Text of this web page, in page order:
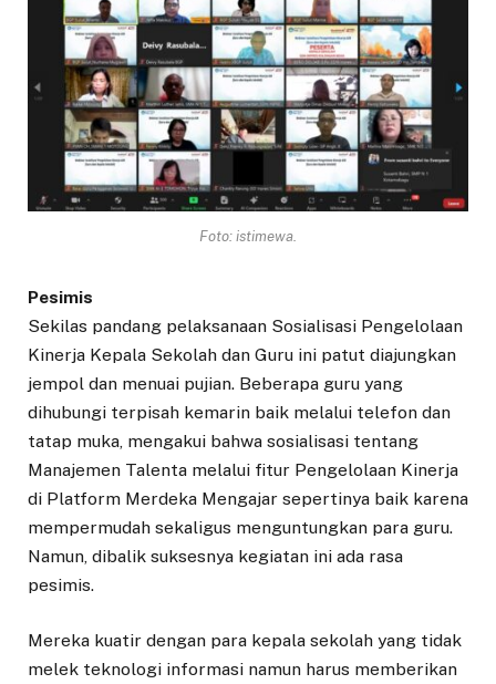
Foto: istimewa.
Pesimis
Sekilas pandang pelaksanaan Sosialisasi Pengelolaan
Kinerja Kepala Sekolah dan Guru ini patut diajungkan
jempol dan menuai pujian. Beberapa guru yang
dihubungi terpisah kemarin baik melalui telefon dan
tatap muka, mengakui bahwa sosialisasi tentang
Manajemen Talenta melalui fitur Pengelolaan Kinerja
di Platform Merdeka Mengajar sepertinya baik karena
mempermudah sekaligus menguntungkan para guru.
Namun, dibalik suksesnya kegiatan ini ada rasa
pesimis.
Mereka kuatir dengan para kepala sekolah yang tidak
melek teknologi informasi namun harus memberikan